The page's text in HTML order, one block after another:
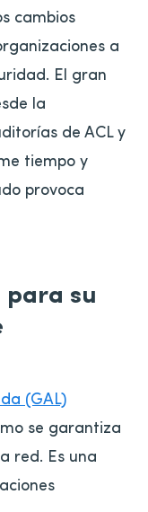
cambios
a
El gran
la
de ACL y
tiempo y
provoca
su
(GAL)
se garantiza
red. Es una